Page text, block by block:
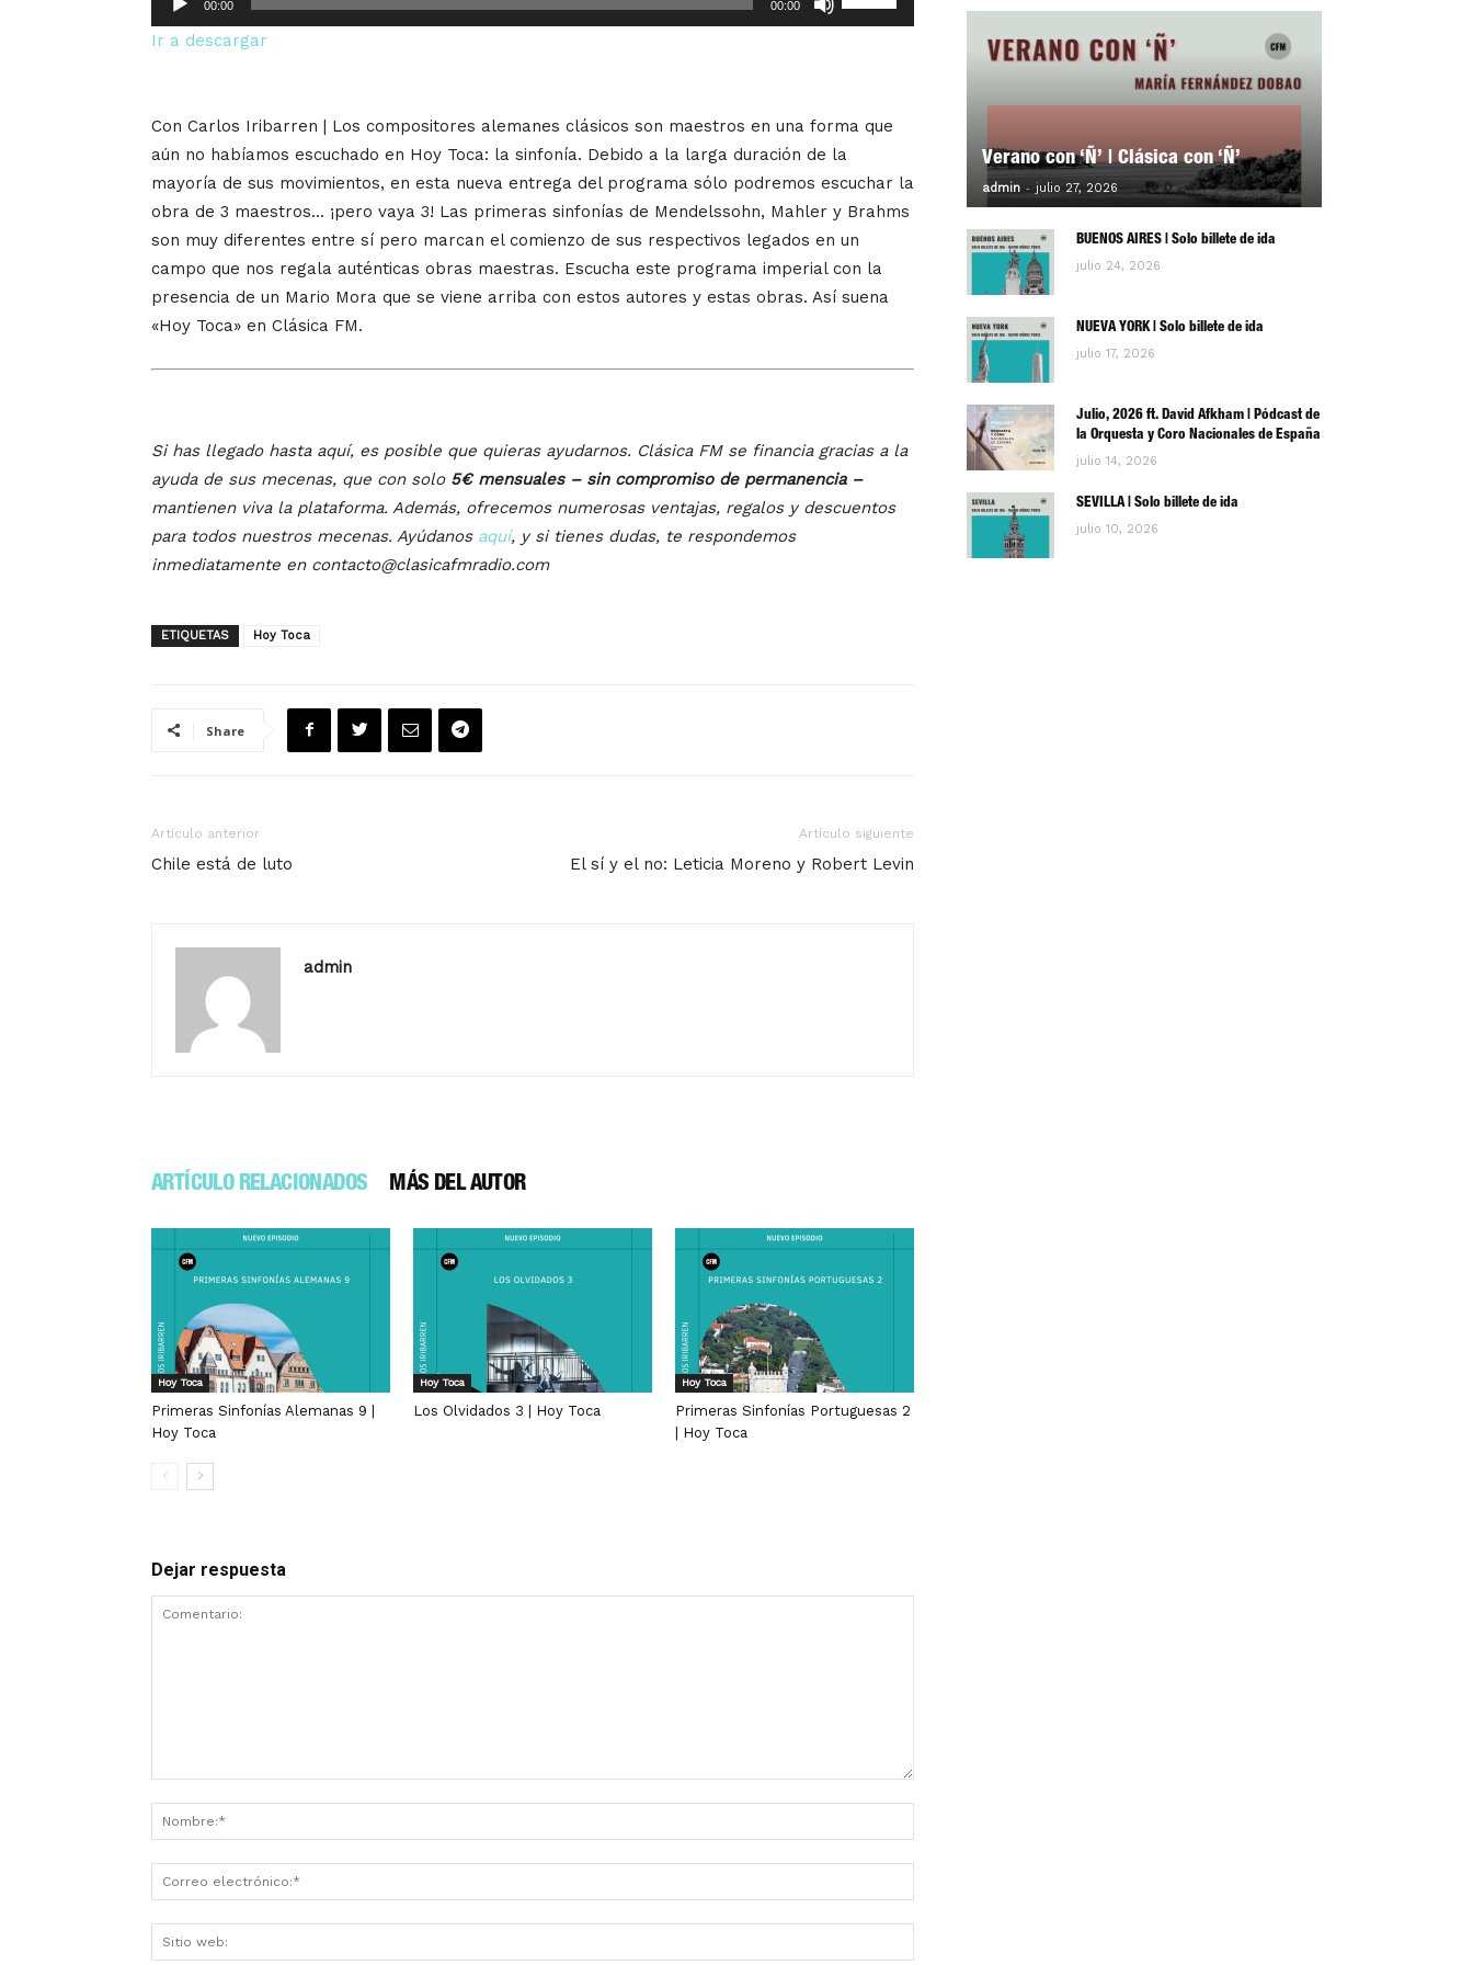
de
audio
00:00 00:00
las
arriba/abajo
para
aumentar
o
disminuir
el
volumen.
Ir a descargar
Con Carlos Iribarren | Los compositores alemanes clásicos son maestros en una forma que
aún no habíamos escuchado en Hoy Toca: la sinfonía. Debido a la larga duración de la
mayoría de sus movimientos, en esta nueva entrega del programa sólo podremos escuchar la
obra de 3 maestros… ¡pero vaya 3! Las primeras sinfonías de Mendelssohn, Mahler y Brahms
son muy diferentes entre sí pero marcan el comienzo de sus respectivos legados en un
campo que nos regala auténticas obras maestras. Escucha este programa imperial con la
presencia de un Mario Mora que se viene arriba con estos autores y estas obras. Así suena
«Hoy Toca» en Clásica FM.
Si has llegado hasta aquí, es posible que quieras ayudarnos. Clásica FM se financia gracias a la
ayuda de sus mecenas, que con solo 5€ mensuales – sin compromiso de permanencia –
mantienen viva la plataforma. Además, ofrecemos numerosas ventajas, regalos y descuentos
para todos nuestros mecenas. Ayúdanos aquí, y si tienes dudas, te respondemos
inmediatamente en contacto@clasicafmradio.com
ETIQUETAS Hoy Toca
Share
Artículo anterior
Chile está de luto
Artículo siguiente
El sí y el no: Leticia Moreno y Robert Levin
admin
ARTÍCULO RELACIONADOS MÁS DEL AUTOR
Hoy Toca
Primeras Sinfonías Alemanas 9 |
Hoy Toca
Hoy Toca
Los Olvidados 3 | Hoy Toca
Hoy Toca
Primeras Sinfonías Portuguesas 2
| Hoy Toca
Dejar respuesta
Verano con ‘Ñ’ | Clásica con ‘Ñ’
admin - julio 27, 2026 0
BUENOS AIRES | Solo billete de ida
julio 24, 2026
NUEVA YORK | Solo billete de ida
julio 17, 2026
Julio, 2026 ft. David Afkham | Pódcast de
la Orquesta y Coro Nacionales de España
julio 14, 2026
SEVILLA | Solo billete de ida
julio 10, 2026